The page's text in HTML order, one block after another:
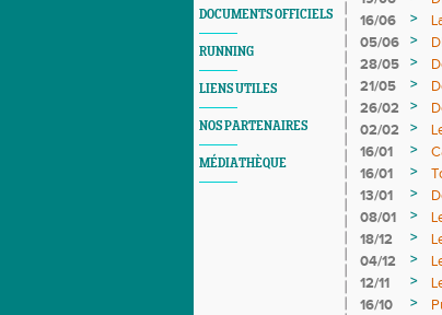
DOCUMENTS OFFICIELS
RUNNING
LIENS UTILES
NOS PARTENAIRES
MÉDIATHÈQUE
16/06
>
05/06
>
28/05 >
21/05
>
26/02
>
02/02 >
16/01
>
16/01
>
13/01
>
08/01
>
18/12
>
04/12
>
12/11
>
16/10
>